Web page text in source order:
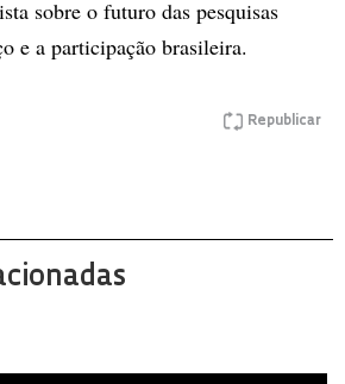
sobre o futuro das pesquisas
e a participação brasileira.
Republicar